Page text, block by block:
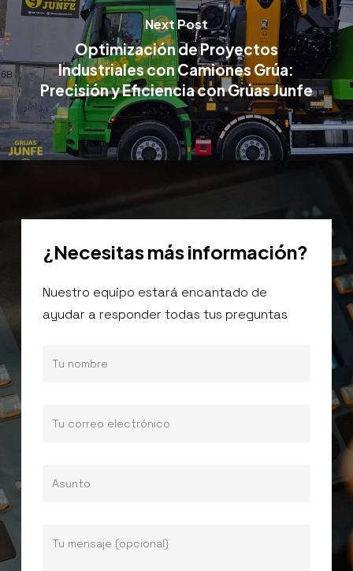
Next Post
Optimización de Proyectos
Industriales con Camiones Grúa:
Precisión y Eficiencia con Grúas Junfe
¿Necesitasmásinformación?
Nuestro equipo estará encantado de
ayudar a responder todas tus preguntas